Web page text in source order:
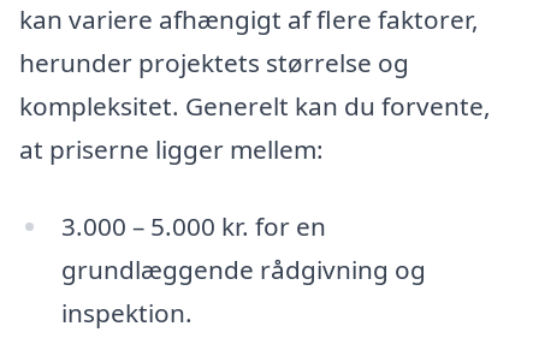
kan variere afhængigt af flere faktorer,
herunder projektets størrelse og
kompleksitet. Generelt kan du forvente,
at priserne ligger mellem:
3.000 – 5.000 kr. for en
grundlæggende rådgivning og
inspektion.